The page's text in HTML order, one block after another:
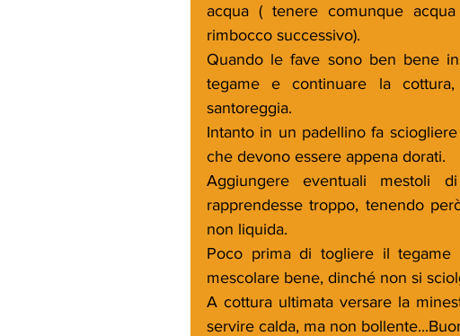
acqua ( tenere comunque
rimbocco successivo).
Quando le fave sono ben bene
tegame e continuare la
santoreggia.
Intanto in un padellino fa
che devono essere appena dorati.
Aggiungere eventuali mestoli
rapprendesse troppo, tenendo
non liquida.
Poco prima di togliere il
mescolare bene, dinché non si
A cottura ultimata versare la
servire calda, ma non